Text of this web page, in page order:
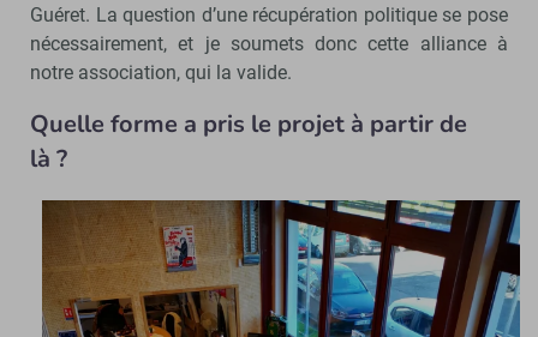
Guéret. La question d’une récupération politique se pose
nécessairement, et je soumets donc cette alliance à
notre association, qui la valide.
Quelle forme a pris le projet à partir de
là ?